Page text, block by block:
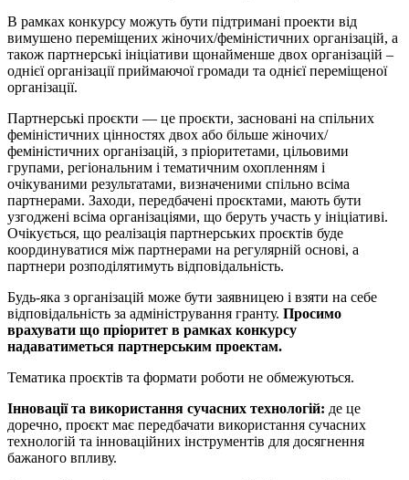
В рамках конкурсу можуть бути підтримані проекти від
вимушено переміщених жіночих/феміністичних організацій, а
також партнерські ініціативи щонайменше двох організацій –
однієї організації приймаючої громади та однієї переміщеної
організації.
Партнерські проєкти — це проєкти, засновані на спільних
феміністичних цінностях двох або більше жіночих/
феміністичних організацій, з пріоритетами, цільовими
групами, регіональним і тематичним охопленням і
очікуваними результатами, визначеними спільно всіма
партнерами. Заходи, передбачені проєктами, мають бути
узгоджені всіма організаціями, що беруть участь у ініціативі.
Очікується, що реалізація партнерських проєктів буде
координуватися між партнерами на регулярній основі, а
партнери розподілятимуть відповідальність.
Будь-яка з організацій може бути заявницею і взяти на себе
відповідальність за адміністрування гранту. Просимо
врахувати що пріоритет в рамках конкурсу
надаватиметься партнерським проектам.
Тематика проєктів та формати роботи не обмежуються.
Інновації та використання сучасних технологій: де це
доречно, проєкт має передбачати використання сучасних
технологій та інноваційних інструментів для досягнення
бажаного впливу.